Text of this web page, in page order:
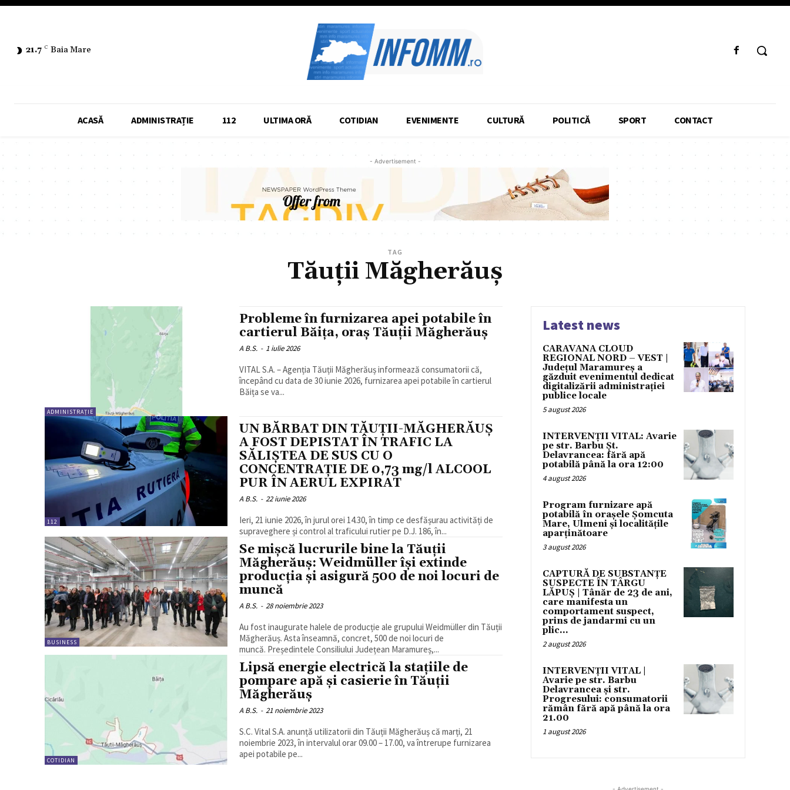
21.7 C Baia Mare
ACASĂ ADMINISTRAȚIE 112 ULTIMA ORĂ COTIDIAN EVENIMENTE CULTURĂ POLITICĂ SPORT CONTACT
- Advertisement -
TAG
Tăuții Măgherăuș
ADMINISTRAȚIE
Probleme în furnizarea apei potabile în
cartierul Băița, oraș Tăuții Măgherăuș
A B.S. - 1 iulie 2026
VITAL S.A. – Agenția Tăuții Măgherăuș informează consumatorii că,
începând cu data de 30 iunie 2026, furnizarea apei potabile în cartierul
Băița se va...
112
UN BĂRBAT DIN TĂUȚII-MĂGHERĂUȘ
A FOST DEPISTAT ÎN TRAFIC LA
SĂLIȘTEA DE SUS CU O
CONCENTRAȚIE DE 0,73 mg/l ALCOOL
PUR ÎN AERUL EXPIRAT
A B.S. - 22 iunie 2026
Ieri, 21 iunie 2026, în jurul orei 14.30, în timp ce desfășurau activități de
supraveghere și control al traficului rutier pe D.J. 186, în...
BUSINESS
Se mișcă lucrurile bine la Tăuții
Măgherăuș: Weidmüller își extinde
producția și asigură 500 de noi locuri de
muncă
A B.S. - 28 noiembrie 2023
Au fost inaugurate halele de producție ale grupului Weidmüller din Tăuții
Măgherăuș. Asta înseamnă, concret, 500 de noi locuri de
muncă. Președintele Consiliului Județean Maramureș,...
COTIDIAN
Lipsă energie electrică la stațiile de
pompare apă și casierie în Tăuții
Măgherăuș
A B.S. - 21 noiembrie 2023
S.C. Vital S.A. anunță utilizatorii din Tăuții Măgherăuș că marți, 21
noiembrie 2023, în intervalul orar 09.00 – 17.00, va întrerupe furnizarea
apei potabile pe...
Latest news
CARAVANA CLOUD
REGIONAL NORD – VEST |
Județul Maramureș a
găzduit evenimentul dedicat
digitalizării administrației
publice locale
5 august 2026
INTERVENȚII VITAL: Avarie
pe str. Barbu Șt.
Delavrancea: fără apă
potabilă până la ora 12:00
4 august 2026
Program furnizare apă
potabilă în orașele Șomcuta
Mare, Ulmeni și localitățile
aparținătoare
3 august 2026
CAPTURĂ DE SUBSTANȚE
SUSPECTE ÎN TÂRGU
LĂPUȘ | Tânăr de 23 de ani,
care manifesta un
comportament suspect,
prins de jandarmi cu un
plic...
2 august 2026
INTERVENȚII VITAL |
Avarie pe str. Barbu
Delavrancea și str.
Progresului: consumatorii
rămân fără apă până la ora
21.00
1 august 2026